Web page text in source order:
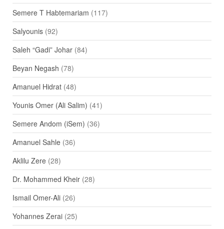
Semere T Habtemariam (117)
Salyounis(92)
Saleh “Gadi” Johar(84)
Beyan Negash (78)
Amanuel Hidrat(48)
Younis Omer (Ali Salim) (41)
Semere Andom (iSem) (36)
Amanuel Sahle(36)
Aklilu Zere(28)
Dr. Mohammed Kheir(28)
Ismail Omer-Ali(26)
Yohannes Zerai(25)